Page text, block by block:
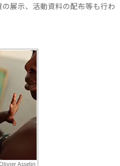
展示、活動資料の配布等も行わ
Asselin